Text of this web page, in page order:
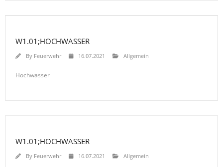
W1.01;HOCHWASSER
By Feuerwehr 16.07.2021 Allgemein
Hochwasser
W1.01;HOCHWASSER
By Feuerwehr 16.07.2021 Allgemein